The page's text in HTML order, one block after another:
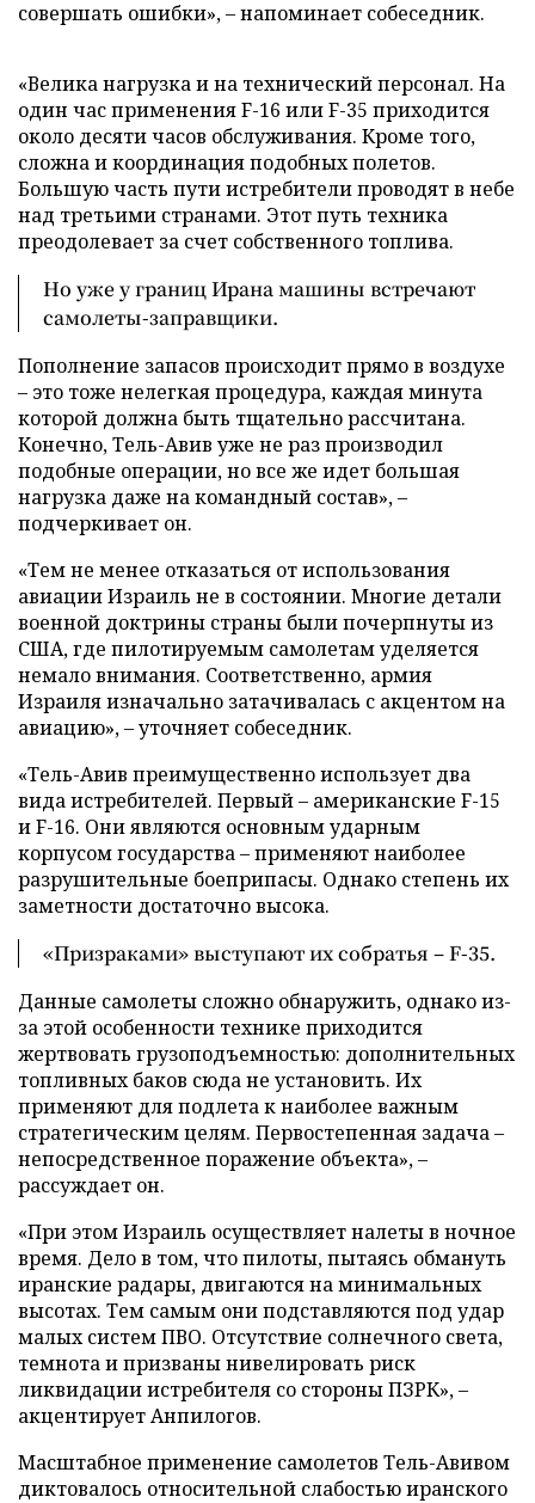
совершать ошибки», – напоминает собеседник.
«Велика нагрузка и на технический персонал. На
один час применения F-16 или F-35 приходится
около десяти часов обслуживания. Кроме того,
сложна и координация подобных полетов.
Большую часть пути истребители проводят в небе
над третьими странами. Этот путь техника
преодолевает за счет собственного топлива.
Но уже у границ Ирана машины встречают
самолеты-заправщики.
Пополнение запасов происходит прямо в воздухе
– это тоже нелегкая процедура, каждая минута
которой должна быть тщательно рассчитана.
Конечно, Тель-Авив уже не раз производил
подобные операции, но все же идет большая
нагрузка даже на командный состав», –
подчеркивает он.
«Тем не менее отказаться от использования
авиации Израиль не в состоянии. Многие детали
военной доктрины страны были почерпнуты из
США, где пилотируемым самолетам уделяется
немало внимания. Соответственно, армия
Израиля изначально затачивалась с акцентом на
авиацию», – уточняет собеседник.
«Тель-Авив преимущественно использует два
вида истребителей. Первый – американские F-15
и F-16. Они являются основным ударным
корпусом государства – применяют наиболее
разрушительные боеприпасы. Однако степень их
заметности достаточно высока.
«Призраками» выступают их собратья – F-35.
Данные самолеты сложно обнаружить, однако из-
за этой особенности технике приходится
жертвовать грузоподъемностью: дополнительных
топливных баков сюда не установить. Их
применяют для подлета к наиболее важным
стратегическим целям. Первостепенная задача –
непосредственное поражение объекта», –
рассуждает он.
«При этом Израиль осуществляет налеты в ночное
время. Дело в том, что пилоты, пытаясь обмануть
иранские радары, двигаются на минимальных
высотах. Тем самым они подставляются под удар
малых систем ПВО. Отсутствие солнечного света,
темнота и призваны нивелировать риск
ликвидации истребителя со стороны ПЗРК», –
акцентирует Анпилогов.
Масштабное применение самолетов Тель-Авивом
диктовалось относительной слабостью иранского